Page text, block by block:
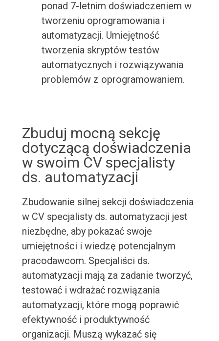
ponad 7-letnim doświadczeniem w
tworzeniu oprogramowania i
automatyzacji. Umiejętność
tworzenia skryptów testów
automatycznych i rozwiązywania
problemów z oprogramowaniem.
Zbuduj mocną sekcję
dotyczącą doświadczenia
w swoim CV specjalisty
ds. automatyzacji
Zbudowanie silnej sekcji doświadczenia
w CV specjalisty ds. automatyzacji jest
niezbędne, aby pokazać swoje
umiejętności i wiedzę potencjalnym
pracodawcom. Specjaliści ds.
automatyzacji mają za zadanie tworzyć,
testować i wdrażać rozwiązania
automatyzacji, które mogą poprawić
efektywność i produktywność
organizacji. Muszą wykazać się